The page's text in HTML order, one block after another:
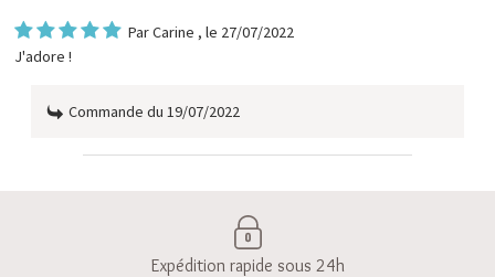
ParCarine , le 27/07/2022
J'adore !
Commande du 19/07/2022
Expédition rapide sous 24h